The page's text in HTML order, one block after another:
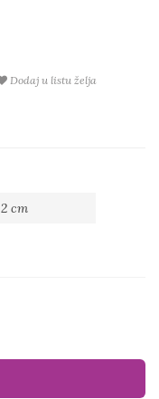
Dodaj u listu želja
2 cm